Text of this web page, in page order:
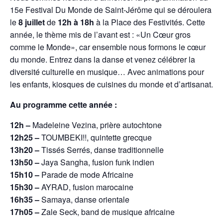
15e Festival Du Monde de Saint-Jérôme qui se déroulera
le8 juilletde 12h à 18h à la Place des Festivités. Cette
année, le thème mis de l’avant est : «Un Cœur gros
comme le Monde», car ensemble nous formons le cœur
du monde. Entrez dans la danse et venez célébrer la
diversité culturelle en musique… Avec animations pour
les enfants, kiosques de cuisines du monde et d’artisanat.
Au programme cette année :
12h – Madeleine Vezina, prière autochtone
12h25 –TOUMBEKI!!, quintette grecque
13h20 –Tissés Serrés, danse traditionnelle
13h50 –Jaya Sangha, fusion funk indien
15h10 – Parade de mode Africaine
15h30 –AYRAD, fusion marocaine
16h35 –Samaya, danse orientale
17h05 –Zale Seck, band de musique africaine